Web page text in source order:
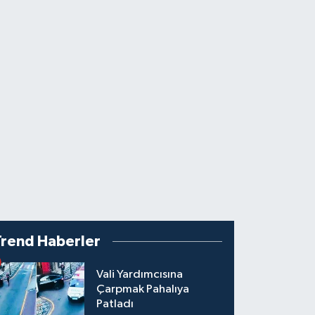
Haberler
Vali Yardımcısına
Çarpmak Pahalıya
Patladı